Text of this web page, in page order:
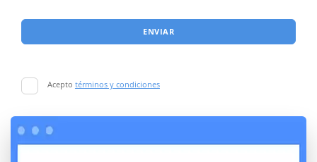
ENVIAR
Acepto términos y condiciones